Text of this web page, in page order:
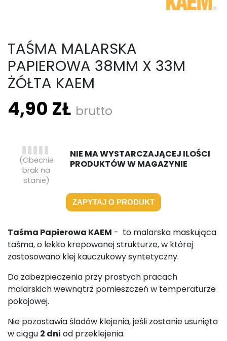
TAŚMA MALARSKA
PAPIEROWA 38MM X 33M
ŻÓŁTA KAEM
4,90 ZŁ brutto
NIE MA WYSTARCZAJĄCEJ ILOŚCI
PRODUKTÓW W MAGAZYNIE
(Obecnie
brak na
stanie)
ZAPYTAJ O PRODUKT
Taśma Papierowa KAEM - to malarska maskująca
taśma, o lekko krepowanej strukturze, w której
zastosowano klej kauczukowy syntetyczny.
Do zabezpieczenia przy prostych pracach
malarskich wewnątrz pomieszczeń w temperaturze
pokojowej.
Nie pozostawia śladów klejenia, jeśli zostanie usunięta
w ciągu 2 dni od przeklejenia.